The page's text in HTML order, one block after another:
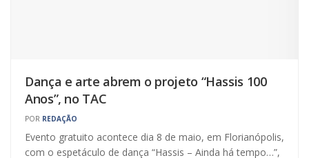
Dança e arte abrem o projeto “Hassis 100
Anos”, no TAC
POR REDAÇÃO
Evento gratuito acontece dia 8 de maio, em Florianópolis,
com o espetáculo de dança “Hassis – Ainda há tempo…”,